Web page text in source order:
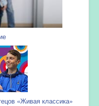
«Живая классика»